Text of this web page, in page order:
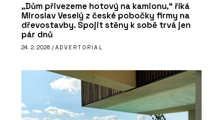
„Dům přivezeme hotový na kamionu,“ říká
Miroslav Veselý z české pobočky firmy na
dřevostavby. Spojit stěny k sobě trvá jen
pár dnů
24. 2. 2026 / ADVERTORIAL